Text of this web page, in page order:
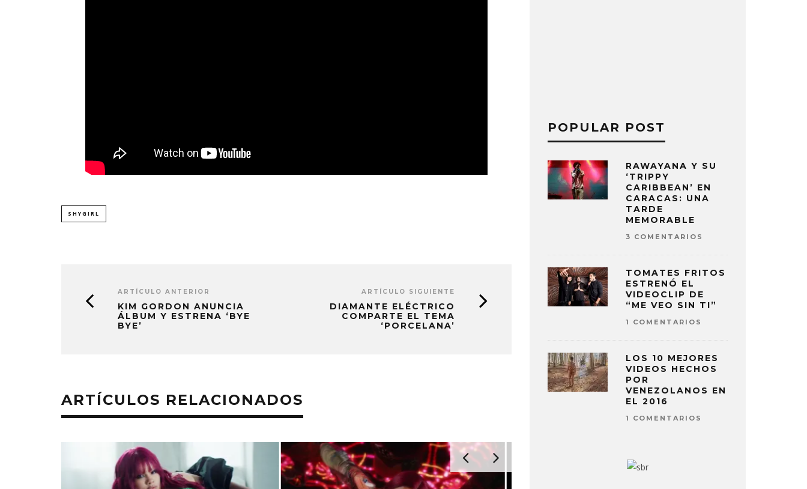
SHYGIRL
ARTÍCULO ANTERIOR
KIM GORDON ANUNCIA
ÁLBUM Y ESTRENA ‘BYE
BYE’
ARTÍCULO SIGUIENTE
DIAMANTE ELÉCTRICO
COMPARTE EL TEMA
‘PORCELANA’
ARTÍCULOS RELACIONADOS
POPULAR POST
RAWAYANA Y SU
‘TRIPPY
CARIBBEAN’ EN
CARACAS: UNA
TARDE
MEMORABLE
3 COMENTARIOS
TOMATES FRITOS
ESTRENÓ EL
VIDEOCLIP DE
“ME VEO SIN TI”
1 COMENTARIOS
LOS 10 MEJORES
VIDEOS HECHOS
POR
VENEZOLANOS EN
EL 2016
1 COMENTARIOS